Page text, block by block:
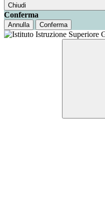
Chiudi
Conferma
Annulla Conferma